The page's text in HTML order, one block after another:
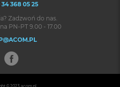
34 368 05 25
Zadzwoń do nas.
PN-PT 9.00 - 17.00
© 2023 acom.pl